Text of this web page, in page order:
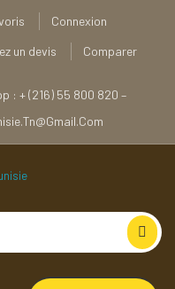
Connexion
un devis Comparer
: + (216) 55 800 820 –